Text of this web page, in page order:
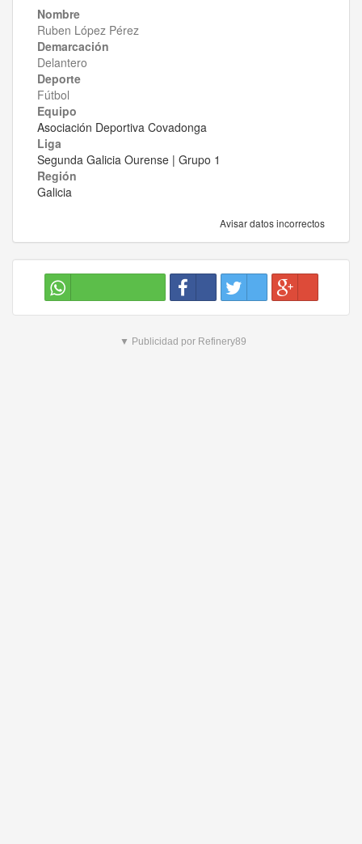
Nombre
Ruben López Pérez
Demarcación
Delantero
Deporte
Fútbol
Equipo
Asociación Deportiva Covadonga
Liga
Segunda Galicia Ourense | Grupo 1
Región
Galicia
Avisar datos incorrectos
▼ Publicidad por Refinery89